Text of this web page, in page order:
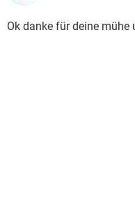
Ok danke für deine mühe